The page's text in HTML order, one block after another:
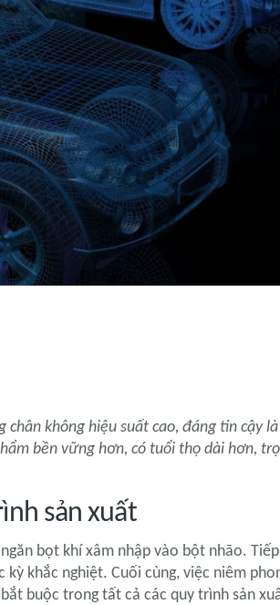
không hiệu suất cao, đáng tin cậy
bền vững hơn, có tuổi thọ dài hơn,
sản xuất
bọt khí xâm nhập vào bột nhão.
khắc nghiệt. Cuối cùng, việc niêm
buộc trong tất cả các quy trình sản